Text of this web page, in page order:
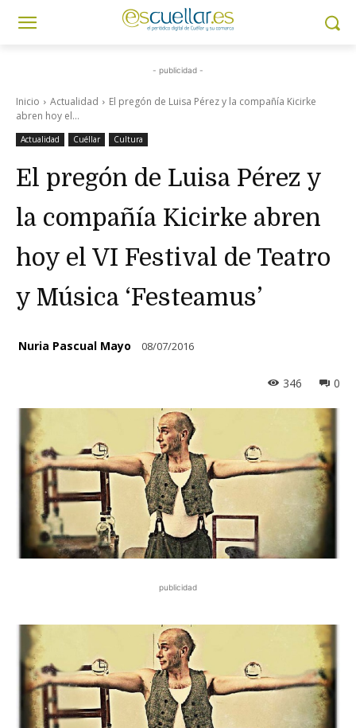
- publicidad -
Inicio Actualidad
El pregón de Luisa Pérez y la compañía Kicirke
abren hoy el...
Actualidad Cuéllar Cultura
El pregón de Luisa Pérez y
la compañía Kicirke abren
hoy el VI Festival de Teatro
y Música ‘Festeamus’
Nuria Pascual Mayo 08/07/2016
0
346
publicidad